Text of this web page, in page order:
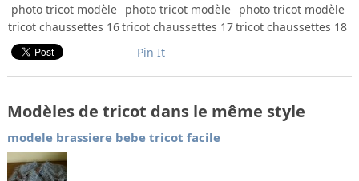
photo tricot modèle
tricot chaussettes 16
photo tricot modèle
tricot chaussettes 17
photo tricot modèle
tricot chaussettes 18
Pin It
Modèles de tricot dans le même style
modele brassiere bebe tricot facile